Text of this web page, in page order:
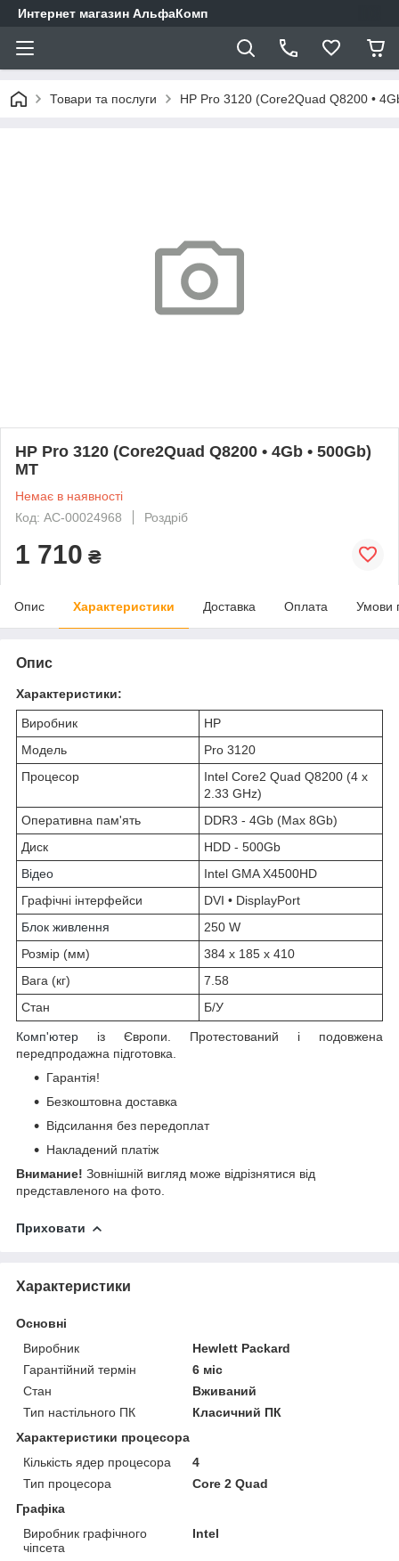
Интернет магазин АльфаКомп
Товари та послуги HP Pro 3120 (Core2Quad Q8200 •
HP Pro 3120 (Core2Quad Q8200 • 4Gb • 500Gb)
MT
Немає в наявності
Код: AC-00024968
Роздріб
1 710 ₴
Опис Характеристики Доставка Оплата Умови
Опис
Характеристики:
Виробник
HP
Модель
Pro 3120
Процесор
Intel Core2 Quad Q8200 (4 x
2.33 GHz)
Оперативна пам'ять
DDR3 - 4Gb (Max 8Gb)
Диск
HDD - 500Gb
Відео
Intel GMA X4500HD
Графічні інтерфейси
DVI • DisplayPort
Блок живлення
250 W
Розмір (мм)
384 x 185 x 410
Вага (кг)
7.58
Стан
Б/У
Комп'ютер із Європи. Протестований і подовжена
передпродажна підготовка.
Гарантія!
Безкоштовна доставка
Відсилання без передоплат
Накладений платіж
Внимание! Зовнішній вигляд може відрізнятися від
представленого на фото.
Приховати
Характеристики
Основні
Виробник
Hewlett Packard
Гарантійний термін
6 міс
Стан
Вживаний
Тип настільного ПК
Класичний ПК
Характеристики процесора
Кількість ядер процесора
4
Тип процесора
Core 2 Quad
Графіка
Виробник графічного
чіпсета
Intel